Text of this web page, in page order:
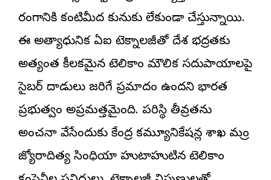
రంగానికి కంటిమీద కునుకు లేకుండా చేస్తున్నాయి.
ఈ అత్యాధునిక ఏఐ టెక్నాలజీతో దేశ భద్రతకు
అత్యంత కీలకమైన టెలికాం మౌలిక సదుపాయాలపై
సైబర్ దాడులు జరిగే ప్రమాదం ఉందని భారత
ప్రభుత్వం అప్రమత్తమైంది. పరిస్థితి తీవ్రతను
అంచనా వేసేందుకు కేంద్ర కమ్యూనికేషన్ల శాఖ మంత్రి
జ్యోతిరాదిత్య సింధియా హుటాహుటిన టెలికాం